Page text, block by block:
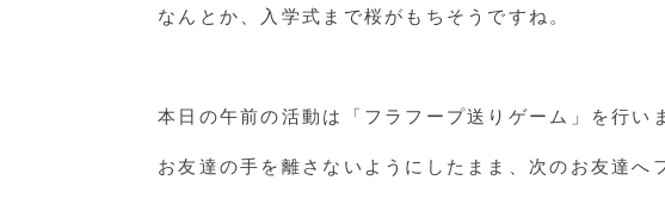
なんとか、入学式まで桜がもちそうですね。
本日の午前の活動は「フラフープ送りゲーム」を行い
お友達の手を離さないようにしたまま、次のお友達へ